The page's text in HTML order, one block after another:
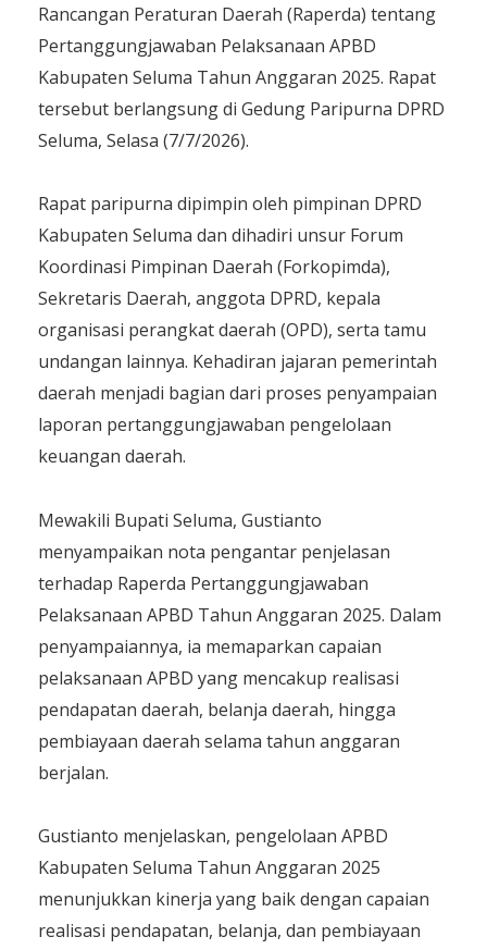
Rancangan Peraturan Daerah (Raperda) tentang
Pertanggungjawaban Pelaksanaan APBD
Kabupaten Seluma Tahun Anggaran 2025. Rapat
tersebut berlangsung di Gedung Paripurna DPRD
Seluma, Selasa (7/7/2026).
Rapat paripurna dipimpin oleh pimpinan DPRD
Kabupaten Seluma dan dihadiri unsur Forum
Koordinasi Pimpinan Daerah (Forkopimda),
Sekretaris Daerah, anggota DPRD, kepala
organisasi perangkat daerah (OPD), serta tamu
undangan lainnya. Kehadiran jajaran pemerintah
daerah menjadi bagian dari proses penyampaian
laporan pertanggungjawaban pengelolaan
keuangan daerah.
Mewakili Bupati Seluma, Gustianto
menyampaikan nota pengantar penjelasan
terhadap Raperda Pertanggungjawaban
Pelaksanaan APBD Tahun Anggaran 2025. Dalam
penyampaiannya, ia memaparkan capaian
pelaksanaan APBD yang mencakup realisasi
pendapatan daerah, belanja daerah, hingga
pembiayaan daerah selama tahun anggaran
berjalan.
Gustianto menjelaskan, pengelolaan APBD
Kabupaten Seluma Tahun Anggaran 2025
menunjukkan kinerja yang baik dengan capaian
realisasi pendapatan, belanja, dan pembiayaan